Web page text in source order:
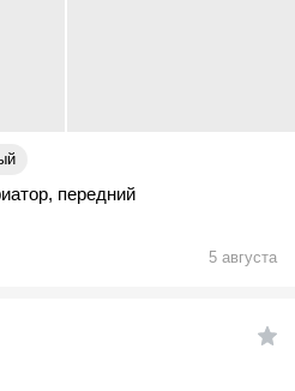
, передний
5 августа